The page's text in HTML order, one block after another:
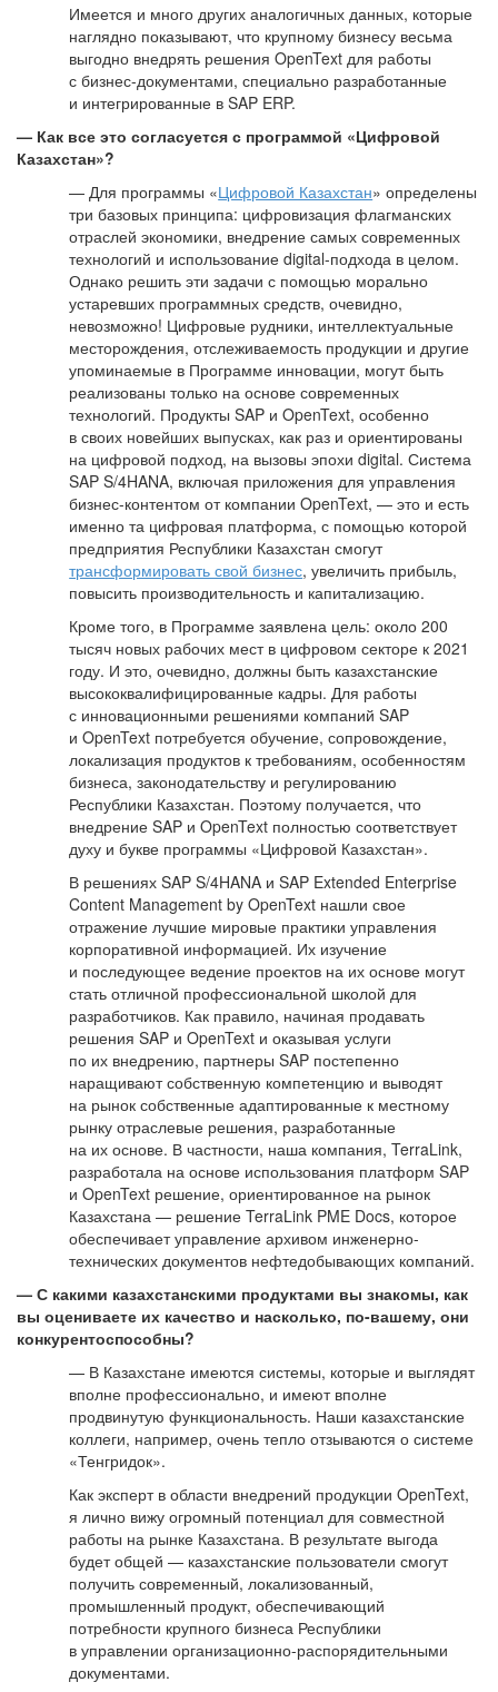
Имеется и много других аналогичных данных, которые
наглядно показывают, что крупному бизнесу весьма
выгодно внедрять решения OpenText для работы
с бизнес-документами, специально разработанные
и интегрированные в SAP ERP.
— Как все это согласуется с программой «Цифровой
Казахстан»?
— Для программы «Цифровой Казахстан» определены
три базовых принципа: цифровизация флагманских
отраслей экономики, внедрение самых современных
технологий и использование digital-подхода в целом.
Однако решить эти задачи с помощью морально
устаревших программных средств, очевидно,
невозможно! Цифровые рудники, интеллектуальные
месторождения, отслеживаемость продукции и другие
упоминаемые в Программе инновации, могут быть
реализованы только на основе современных
технологий. Продукты SAP и OpenText, особенно
в своих новейших выпусках, как раз и ориентированы
на цифровой подход, на вызовы эпохи digital. Система
SAP S/4HANA, включая приложения для управления
бизнес-контентом от компании OpenText, — это и есть
именно та цифровая платформа, с помощью которой
предприятия Республики Казахстан смогут
трансформировать свой бизнес, увеличить прибыль,
повысить производительность и капитализацию.
Кроме того, в Программе заявлена цель: около 200
тысяч новых рабочих мест в цифровом секторе к 2021
году. И это, очевидно, должны быть казахстанские
высококвалифицированные кадры. Для работы
с инновационными решениями компаний SAP
и OpenText потребуется обучение, сопровождение,
локализация продуктов к требованиям, особенностям
бизнеса, законодательству и регулированию
Республики Казахстан. Поэтому получается, что
внедрение SAP и OpenText полностью соответствует
духу и букве программы «Цифровой Казахстан».
В решениях SAP S/4HANA и SAP Extended Enterprise
Content Management by OpenText нашли свое
отражение лучшие мировые практики управления
корпоративной информацией. Их изучение
и последующее ведение проектов на их основе могут
стать отличной профессиональной школой для
разработчиков. Как правило, начиная продавать
решения SAP и OpenText и оказывая услуги
по их внедрению, партнеры SAP постепенно
наращивают собственную компетенцию и выводят
на рынок собственные адаптированные к местному
рынку отраслевые решения, разработанные
на их основе. В частности, наша компания, TerraLink,
разработала на основе использования платформ SAP
и OpenText решение, ориентированное на рынок
Казахстана — решение TerraLink PME Docs, которое
обеспечивает управление архивом инженерно-
технических документов нефтедобывающих компаний.
— С какими казахстанскими продуктами вы знакомы, как
вы оцениваете их качество и насколько, по-вашему, они
конкурентоспособны?
— В Казахстане имеются системы, которые и выглядят
вполне профессионально, и имеют вполне
продвинутую функциональность. Наши казахстанские
коллеги, например, очень тепло отзываются о системе
«Тенгридок».
Как эксперт в области внедрений продукции OpenText,
я лично вижу огромный потенциал для совместной
работы на рынке Казахстана. В результате выгода
будет общей — казахстанские пользователи смогут
получить современный, локализованный,
промышленный продукт, обеспечивающий
потребности крупного бизнеса Республики
в управлении организационно-распорядительными
документами.